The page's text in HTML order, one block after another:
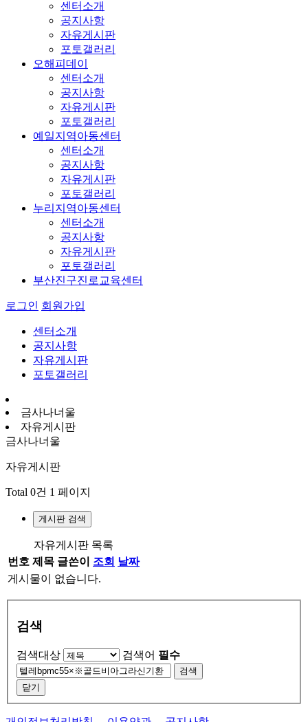
센터소개
공지사항
자유게시판
포토갤러리
오해피데이
센터소개
공지사항
자유게시판
포토갤러리
예일지역아동센터
센터소개
공지사항
자유게시판
포토갤러리
누리지역아동센터
센터소개
공지사항
자유게시판
포토갤러리
부산진구진로교육센터
로그인 회원가입
센터소개
공지사항
자유게시판
포토갤러리
금사나너울
자유게시판
금사나너울
자유게시판
Total 0건 1 페이지
게시판 검색
자유게시판 목록
번호 제목 글쓴이 조회 날짜
게시물이 없습니다.
검색
검색대상 검색어 필수
검색
닫기